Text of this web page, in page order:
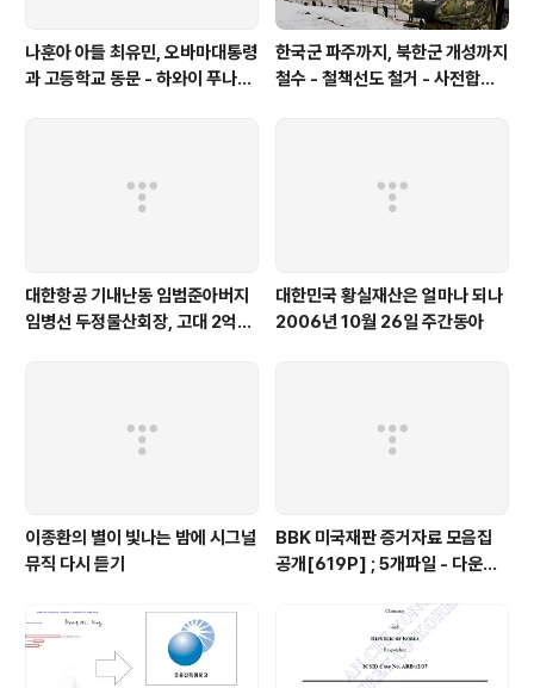
나훈아 아들 최유민, 오바마대통령
과 고등학교 동문 - 하와이 푸나호
한국군 파주까지, 북한군 개성까지
철수 - 철책선도 철거 - 사전합의
대한항공 기내난동 임범준아버지
임병선 두정물산회장, 고대 2억기
대한민국 황실재산은 얼마나 되나
2006년 10월 26일 주간동아
이종환의 별이 빛나는 밤에 시그널
뮤직 다시 듣기
BBK 미국재판 증거자료 모음집
공개[619P] ; 5개파일 - 다운로